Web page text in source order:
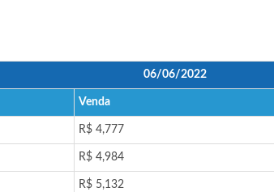
06/06/2022
Venda
R$ 4,777
R$ 4,984
R$ 5,132